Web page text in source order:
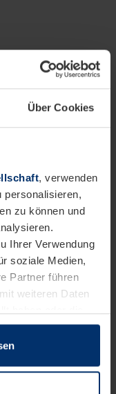
Über Cookies
, verwenden
personalisieren,
zu können und
Ihrer Verwendung
soziale Medien,
Partner führen
weiteren Daten
gesammelt
unbedingt